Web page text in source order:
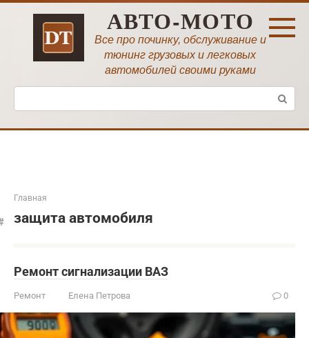
Перейти
АВТО-МОТО
Все про починку, обслуживание и
тюнинг грузовых и легковых
автомобилей своими руками
Поиск:
Главная
защита автомобиля
Ремонт сигнализации ВАЗ
Ремонт Елена Петрова 0